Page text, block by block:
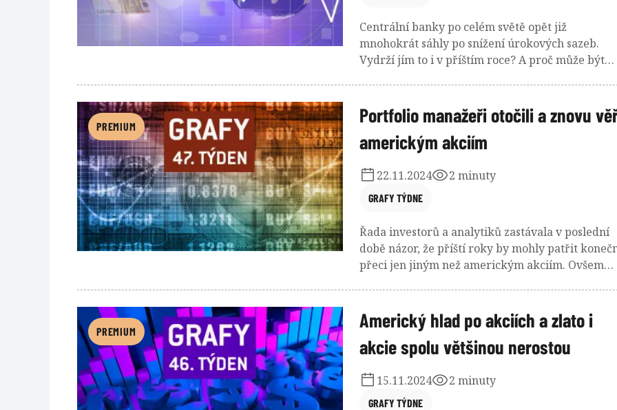
Centrální banky po celém světě opět již
mnohokrát sáhly po snížení úrokových sazeb.
Vydrží jím to i v příštím roce? A proč může být
PREMIUM
Portfolio manažeři otočili a znovu
americkým akciím
GRAFY TÝDNE
22.11.2024 2 minuty
Řada investorů a analytiků zastávala v poslední
době názor, že příští roky by mohly patřit
přeci jen jiným než americkým akciím. Ovšem
je pochmurná nálada v Číně.
PREMIUM
Americký hlad po akciích a zlato i
akcie spolu většinou nerostou
GRAFY TÝDNE
15.11.2024 2 minuty